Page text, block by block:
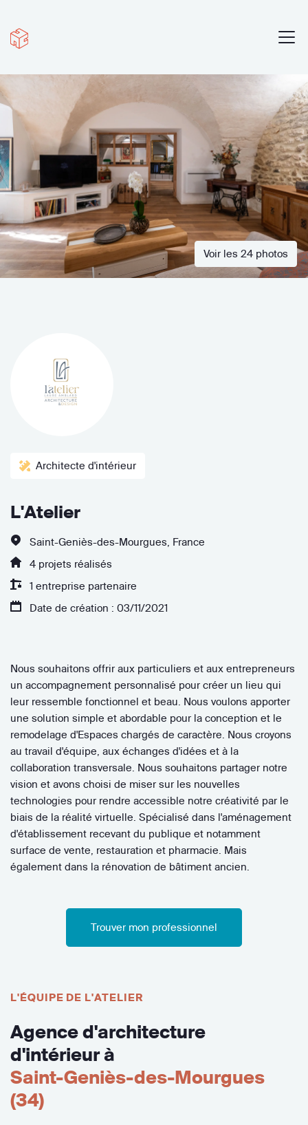
Voir les 24 photos
Architecte d'intérieur
L'Atelier
Saint-Geniès-des-Mourgues, France
4 projets réalisés
1 entreprise partenaire
Date de création : 03/11/2021
Nous souhaitons offrir aux particuliers et aux entrepreneurs
un accompagnement personnalisé pour créer un lieu qui
leur ressemble fonctionnel et beau. Nous voulons apporter
une solution simple et abordable pour la conception et le
remodelage d'Espaces chargés de caractère. Nous croyons
au travail d'équipe, aux échanges d'idées et à la
collaboration transversale. Nous souhaitons partager notre
vision et avons choisi de miser sur les nouvelles
technologies pour rendre accessible notre créativité par le
biais de la réalité virtuelle. Spécialisé dans l'aménagement
d'établissement recevant du publique et notamment
surface de vente, restauration et pharmacie. Mais
également dans la rénovation de bâtiment ancien.
Trouver mon professionnel
L'ÉQUIPE DE L'ATELIER
Agence d'architecture
d'intérieur à
Saint-Geniès-des-Mourgues
(34)